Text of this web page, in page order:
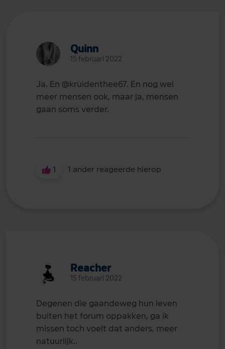
Quinn
15 februari 2022
Ja. En @kruidenthee67. En nog wel
meer mensen ook, maar ja, mensen
gaan soms verder.
1 1 ander reageerde hierop
Reacher
15 februari 2022
Degenen die gaandeweg hun leven
buiten het forum oppakken, ga ik
missen toch voelt dat anders, meer
natuurlijk..